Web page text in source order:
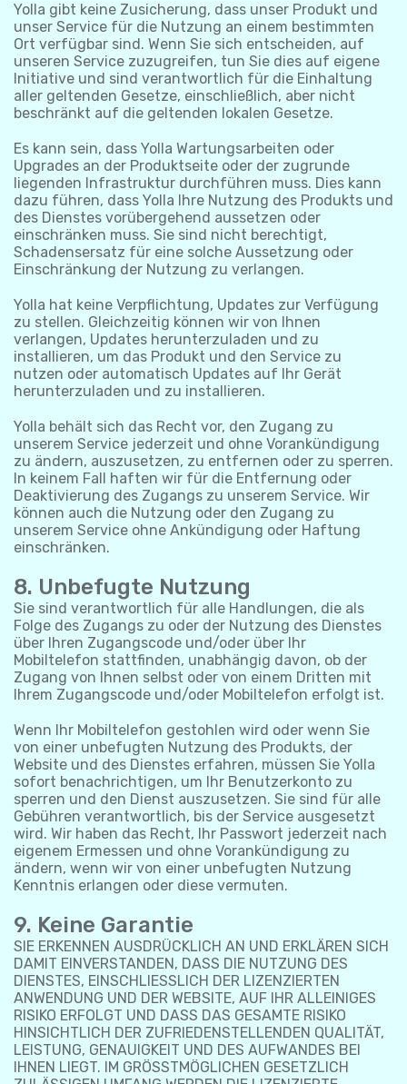
Yolla gibt keine Zusicherung, dass unser Produkt und
unser Service für die Nutzung an einem bestimmten
Ort verfügbar sind. Wenn Sie sich entscheiden, auf
unseren Service zuzugreifen, tun Sie dies auf eigene
Initiative und sind verantwortlich für die Einhaltung
aller geltenden Gesetze, einschließlich, aber nicht
beschränkt auf die geltenden lokalen Gesetze.
Es kann sein, dass Yolla Wartungsarbeiten oder
Upgrades an der Produktseite oder der zugrunde
liegenden Infrastruktur durchführen muss. Dies kann
dazu führen, dass Yolla Ihre Nutzung des Produkts und
des Dienstes vorübergehend aussetzen oder
einschränken muss. Sie sind nicht berechtigt,
Schadensersatz für eine solche Aussetzung oder
Einschränkung der Nutzung zu verlangen.
Yolla hat keine Verpflichtung, Updates zur Verfügung
zu stellen. Gleichzeitig können wir von Ihnen
verlangen, Updates herunterzuladen und zu
installieren, um das Produkt und den Service zu
nutzen oder automatisch Updates auf Ihr Gerät
herunterzuladen und zu installieren.
Yolla behält sich das Recht vor, den Zugang zu
unserem Service jederzeit und ohne Vorankündigung
zu ändern, auszusetzen, zu entfernen oder zu sperren.
In keinem Fall haften wir für die Entfernung oder
Deaktivierung des Zugangs zu unserem Service. Wir
können auch die Nutzung oder den Zugang zu
unserem Service ohne Ankündigung oder Haftung
einschränken.
8. Unbefugte Nutzung
Sie sind verantwortlich für alle Handlungen, die als
Folge des Zugangs zu oder der Nutzung des Dienstes
über Ihren Zugangscode und/oder über Ihr
Mobiltelefon stattfinden, unabhängig davon, ob der
Zugang von Ihnen selbst oder von einem Dritten mit
Ihrem Zugangscode und/oder Mobiltelefon erfolgt ist.
Wenn Ihr Mobiltelefon gestohlen wird oder wenn Sie
von einer unbefugten Nutzung des Produkts, der
Website und des Dienstes erfahren, müssen Sie Yolla
sofort benachrichtigen, um Ihr Benutzerkonto zu
sperren und den Dienst auszusetzen. Sie sind für alle
Gebühren verantwortlich, bis der Service ausgesetzt
wird. Wir haben das Recht, Ihr Passwort jederzeit nach
eigenem Ermessen und ohne Vorankündigung zu
ändern, wenn wir von einer unbefugten Nutzung
Kenntnis erlangen oder diese vermuten.
9. Keine Garantie
SIE ERKENNEN AUSDRÜCKLICH AN UND ERKLÄREN SICH
DAMIT EINVERSTANDEN, DASS DIE NUTZUNG DES
DIENSTES, EINSCHLIESSLICH DER LIZENZIERTEN
ANWENDUNG UND DER WEBSITE, AUF IHR ALLEINIGES
RISIKO ERFOLGT UND DASS DAS GESAMTE RISIKO
HINSICHTLICH DER ZUFRIEDENSTELLENDEN QUALITÄT,
LEISTUNG, GENAUIGKEIT UND DES AUFWANDES BEI
IHNEN LIEGT. IM GRÖSSTMÖGLICHEN GESETZLICH